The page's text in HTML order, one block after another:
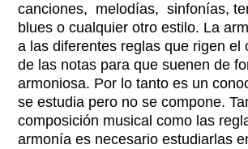
canciones, melodías, sinfonías,
blues o cualquier otro estilo. La
a las diferentes reglas que rigen el
de las notas para que suenen de
armoniosa. Por lo tanto es un
se estudia pero no se compone.
composición musical como las
armonía es necesario estudiarlas